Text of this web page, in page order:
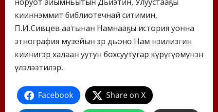
кииннэммит библиотечнай ситимин,
П.И.Сивцев аатынан Намнааҕы история уонна
этнография музейын эр дьоно Нам нэһилиэгин
киинигэр халаан уутун бохсуутугар күрүгүөмүнэн
үлэлээтилэр.
Facebook Share on X